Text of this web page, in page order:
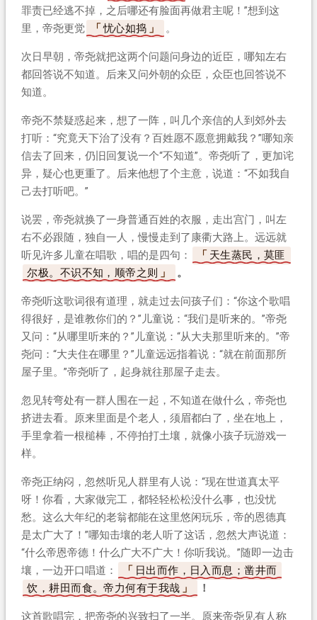
罪责已经逃不掉，之后哪还有脸面再做君主呢！”想到这
里，帝尧更觉
忧心如捣 。
次日早朝，帝尧就把这两个问题问身边的近臣，哪知左右
都回答说不知道。后来又问外朝的众臣，众臣也回答说不
知道。
帝尧不禁疑惑起来，想了一阵，叫几个亲信的人到郊外去
打听：“究竟天下治了没有？百姓愿不愿意拥戴我？”哪知亲
信去了回来，仍旧回复说一个“不知道”。帝尧听了，更加诧
异，疑心也更重了。后来他想了个主意，说道：“不如我自
己去打听吧。”
说罢，帝尧就换了一身普通百姓的衣服，走出宫门，叫左
右不必跟随，独自一人，慢慢走到了康衢大路上。远远就
听见许多儿童在唱歌，唱的是四句：
天生蒸民，莫匪
尔极。不识不知，顺帝之则
。
帝尧听这歌词很有道理，就走过去问孩子们：“你这个歌唱
得很好，是谁教你们的？”儿童说：“我们是听来的。”帝尧
又问：“从哪里听来的？”儿童说：“从大夫那里听来的。”帝
尧问：“大夫住在哪里？”儿童远远指着说：“就在前面那所
屋子里。”帝尧听了，起身就往那屋子走去。
忽见转弯处有一群人围在一起，不知道在做什么，帝尧也
挤进去看。原来里面是个老人，须眉都白了，坐在地上，
手里拿着一根槌棒，不停拍打土壤，就像小孩子玩游戏一
样。
帝尧正纳闷，忽然听见人群里有人说：“现在世道真太平
呀！你看，大家做完工，都轻轻松松没什么事，也没忧
愁。这么大年纪的老翁都能在这里悠闲玩乐，帝的恩德真
是太广大了！”哪知击壤的老人听了这话，忽然大声说道：
“什么帝恩帝德！什么广大不广大！你听我说。”随即一边击
壤，一边开口唱道：
日出而作，日入而息；凿井而
饮，耕田而食。帝力何有于我哉
！
这首歌唱完，把帝尧的兴致扫了一半。原来帝尧见有人称